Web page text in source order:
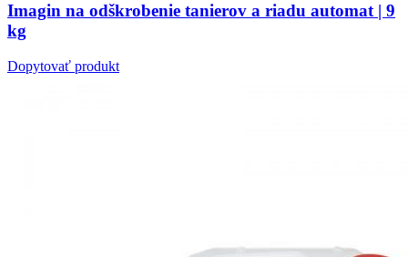
Imagin na odškrobenie tanierov a riadu automat | 9
kg
Dopytovať produkt